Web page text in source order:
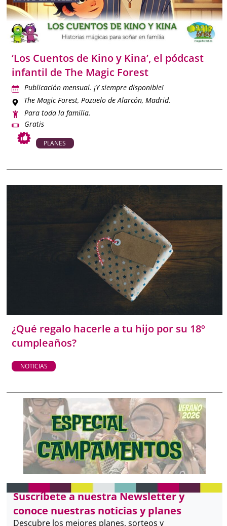
‘Los Cuentos de Kino y Kina’, el pódcast
infantil de The Magic Forest
Publicación mensual. ¡Y siempre disponible!
The Magic Forest, Pozuelo de Alarcón, Madrid.
Para toda la familia.
Gratis
PLANES
¿Qué regalo hacerle a tu hijo por su 18º
cumpleaños?
NOTICIAS
Suscríbete a nuestra Newsletter y
conoce nuestras noticias y planes
Descubre los mejores planes, sorteos y